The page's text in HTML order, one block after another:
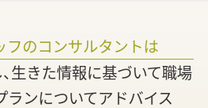
フのコンサルタントは
生きた情報に基づいて職場
ンについてアドバイス